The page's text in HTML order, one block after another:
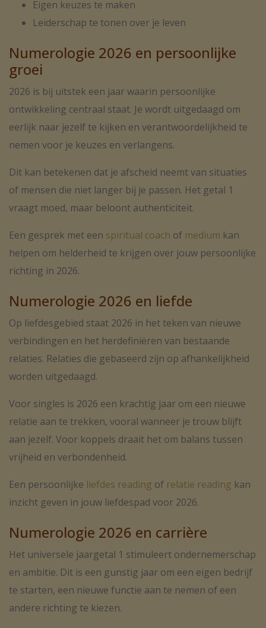
Eigen keuzes te maken
Leiderschap te tonen over je leven
Numerologie 2026 en persoonlijke
groei
2026 is bij uitstek een jaar waarin persoonlijke
ontwikkeling centraal staat. Je wordt uitgedaagd om
eerlijk naar jezelf te kijken en verantwoordelijkheid te
nemen voor je keuzes en verlangens.
Dit kan betekenen dat je afscheid neemt van situaties
of mensen die niet langer bij je passen. Het getal 1
vraagt moed, maar beloont authenticiteit.
Een gesprek met een spiritual coach of medium kan
helpen om helderheid te krijgen over jouw persoonlijke
richting in 2026.
Numerologie 2026 en liefde
Op liefdesgebied staat 2026 in het teken van nieuwe
verbindingen en het herdefiniëren van bestaande
relaties. Relaties die gebaseerd zijn op afhankelijkheid
worden uitgedaagd.
Voor singles is 2026 een krachtig jaar om een nieuwe
relatie aan te trekken, vooral wanneer je trouw blijft
aan jezelf. Voor koppels draait het om balans tussen
vrijheid en verbondenheid.
Een persoonlijke liefdes reading of relatie reading kan
inzicht geven in jouw liefdespad voor 2026.
Numerologie 2026 en carrière
Het universele jaargetal 1 stimuleert ondernemerschap
en ambitie. Dit is een gunstig jaar om een eigen bedrijf
te starten, een nieuwe functie aan te nemen of een
andere richting te kiezen.